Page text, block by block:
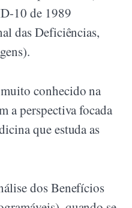
10 de 1989
das Deficiências,
conhecido na
a perspectiva focada
que estuda as
dos Benefícios